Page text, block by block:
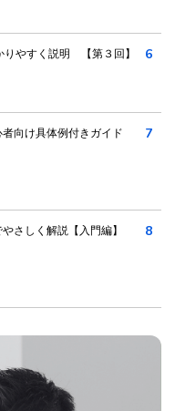
やすく説明 【第３回】 6
向け具体例付きガイド
7
さしく解説【入門編】
8